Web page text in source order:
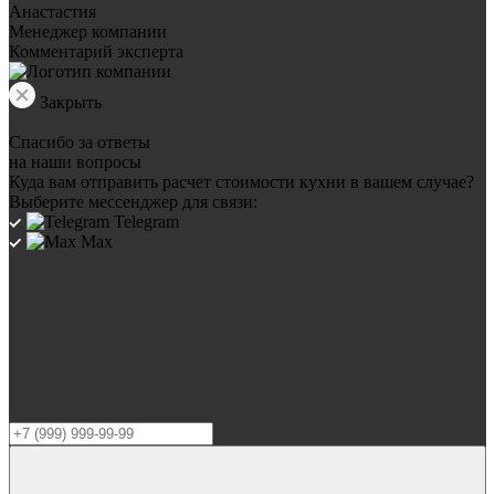
Анастастия
Менеджер компании
Комментарий эксперта
Закрыть
Спасибо за ответы
на наши вопросы
Куда вам отправить расчет стоимости кухни в вашем случае?
Выберите мессенджер для связи:
Telegram
Max